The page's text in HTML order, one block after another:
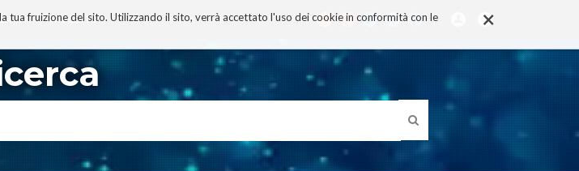
×
fruizione del sito. Utilizzando il sito, verrà accettato l'uso dei cookie in conformità con le
LIBRI PROGETTO